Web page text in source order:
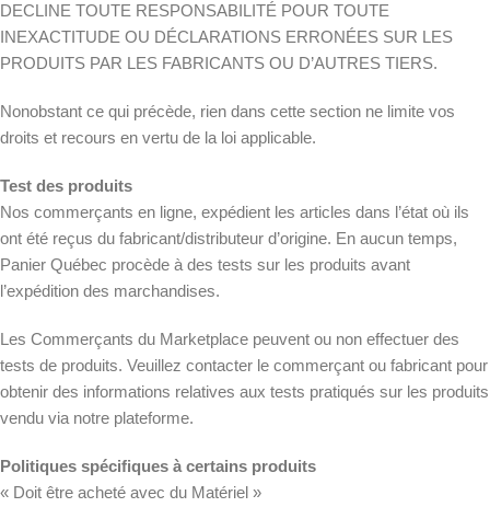
DECLINE TOUTE RESPONSABILITÉ POUR TOUTE
INEXACTITUDE OU DÉCLARATIONS ERRONÉES SUR LES
PRODUITS PAR LES FABRICANTS OU D’AUTRES TIERS.
Nonobstant ce qui précède, rien dans cette section ne limite vos
droits et recours en vertu de la loi applicable.
Test des produits
Nos commerçants en ligne, expédient les articles dans l’état où ils
ont été reçus du fabricant/distributeur d’origine. En aucun temps,
Panier Québec procède à des tests sur les produits avant
l’expédition des marchandises.
Les Commerçants du Marketplace peuvent ou non effectuer des
tests de produits. Veuillez contacter le commerçant ou fabricant pour
obtenir des informations relatives aux tests pratiqués sur les produits
vendu via notre plateforme.
Politiques spécifiques à certains produits
« Doit être acheté avec du Matériel »